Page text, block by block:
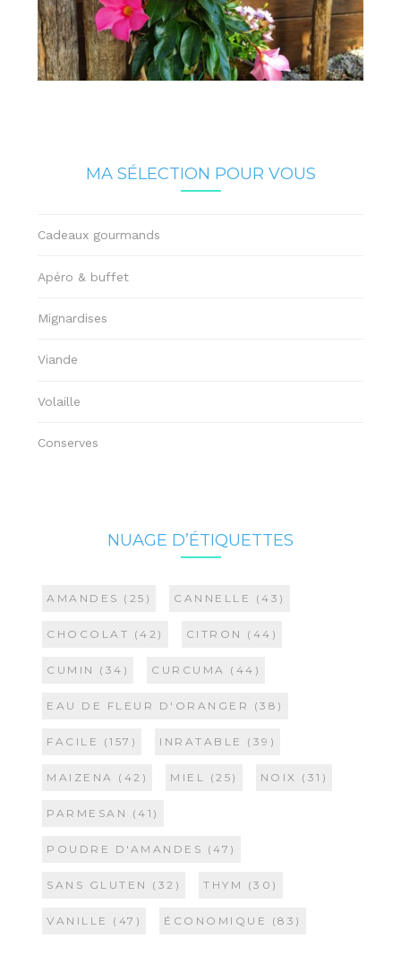
MA SÉLECTION POUR VOUS
Cadeaux gourmands
Apéro & buffet
Mignardises
Viande
Volaille
Conserves
NUAGE D’ÉTIQUETTES
AMANDES (25) CANNELLE (43)
CHOCOLAT (42) CITRON (44)
CUMIN (34) CURCUMA (44)
EAU DE FLEUR D'ORANGER (38)
FACILE (157) INRATABLE (39)
MAIZENA (42) MIEL (25) NOIX (31)
PARMESAN (41)
POUDRE D'AMANDES (47)
SANS GLUTEN (32) THYM (30)
VANILLE (47) ÉCONOMIQUE (83)